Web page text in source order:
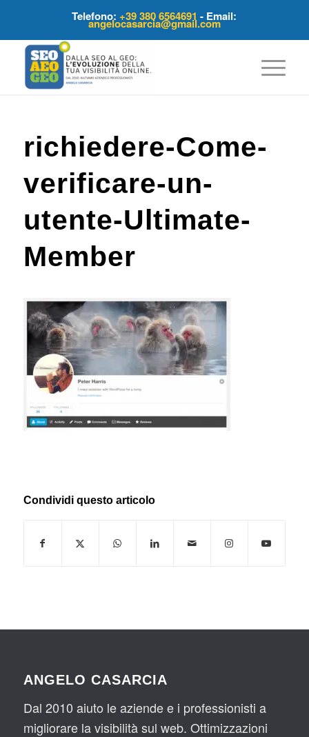
Telefono:+39 380 6564691 - Email:
angelocasarcia@gmail.com
richiedere-Come-
verificare-un-
utente-Ultimate-
Member
Condividi questo articolo
ANGELO CASARCIA
Dal 2010 aiuto le aziende e i professionisti a
migliorare la visibilità sul web. Ottimizzazioni